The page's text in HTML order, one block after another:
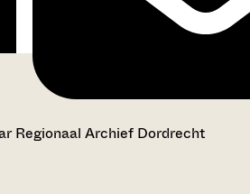
Regionaal Archief Dordrecht